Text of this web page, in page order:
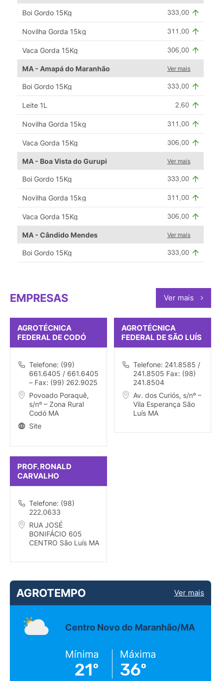
Boi Gordo 15Kg
Novilha Gorda 15kg
Vaca Gorda 15Kg
MA - Amapá do Maranhão Ver mais
Boi Gordo 15Kg
Leite 1L
Novilha Gorda 15kg
Vaca Gorda 15Kg
MA - Boa Vista do Gurupi Ver mais
Boi Gordo 15Kg
Novilha Gorda 15kg
Vaca Gorda 15Kg
MA - Cândido Mendes Ver mais
Boi Gordo 15Kg
EMPRESAS Ver mais
AGROTÉCNICA
FEDERAL DE CODÓ
Telefone: (99)
661.6405 / 661.6405
– Fax: (99) 262.9025
Povoado Poraquê,
s/nº – Zona Rural
Codó MA
Site
AGROTÉCNICA
FEDERAL DE SÃO LUÍS
Telefone: 241.8585 /
241.8505 Fax: (98)
241.8504
Av. dos Curiós, s/nº –
Vila Esperança São
Luís MA
PROF. RONALD
CARVALHO
Telefone: (98)
222.0633
RUA JOSÉ
BONIFÁCIO 605
CENTRO São Luís MA
AGROTEMPO Ver mais
Centro Novo do Maranhão/MA
Mínima
21º
Máxima
36º